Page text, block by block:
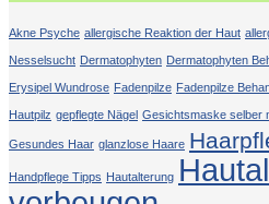
Akne Psyche allergische Reaktion der Haut
Nesselsucht Dermatophyten Dermatophyten
Erysipel Wundrose Fadenpilze Fadenpilze
Hautpilz gepflegte Nägel Gesichtsmaske selber
Gesundes Haar glanzlose Haare
Handpflege Tipps Hautalterung